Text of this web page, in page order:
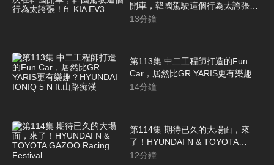
開車，韓國駕駛這個行為太誇張！
ft. KIA EV3
13分鐘
第113集 中二工程師打造的Fun
Car，居然比GR YARIS更有樂趣？
HYUNDAI IONIQ 5 N ft.山路痴漢
14分鐘
第114集 期待已久的大場面，來
了！HYUNDAI N & TOYOTA
GAZOO Racing Festival
12分鐘